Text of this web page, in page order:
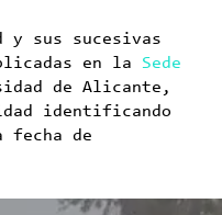
y sus sucesivas
en la Sede
de Alicante,
identificando
fecha de